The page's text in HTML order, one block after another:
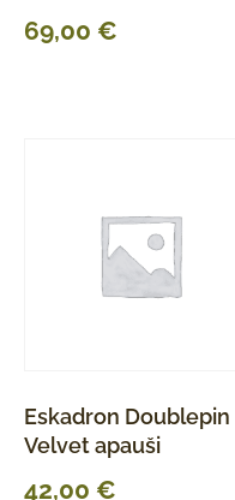
69,00 €
Eskadron Doublepin
Velvet apauši
42,00 €